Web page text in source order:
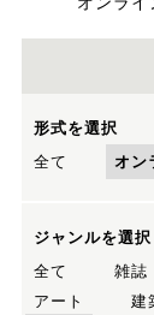
形式を選択
全て
オン
ジャンルを選択
全て
雑誌
アート
建